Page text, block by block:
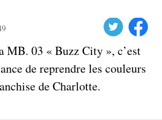
Facebook
MB. 03 « Buzz City », c’est
de reprendre les couleurs
de Charlotte.